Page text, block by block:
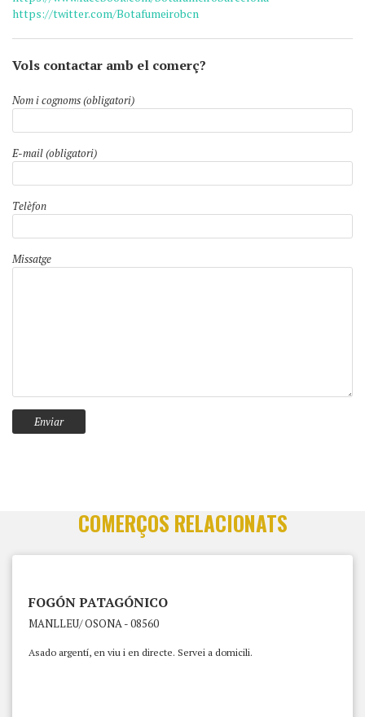
https://twitter.com/Botafumeirobcn
Vols contactar amb el comerç?
Nom i cognoms (obligatori)
E-mail (obligatori)
Telèfon
Missatge
COMERÇOS RELACIONATS
FOGÓN PATAGÓNICO
MANLLEU/ OSONA - 08560
Asado argentí, en viu i en directe. Servei a domicili.